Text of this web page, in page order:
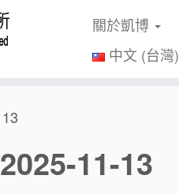
關於凱博
中文 (台灣)
13
2025-11-13